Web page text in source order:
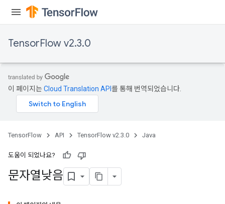
TensorFlow v2.3.0
이 페이지는Cloud Translation API 를 통해 번역되었습니다.
TensorFlow API TensorFlow v2.3.0 Java
도움이 되었나요?
문자열낮음